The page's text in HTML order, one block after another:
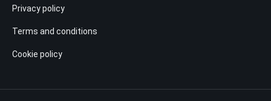
Privacy policy
Terms and conditions
Cookie policy